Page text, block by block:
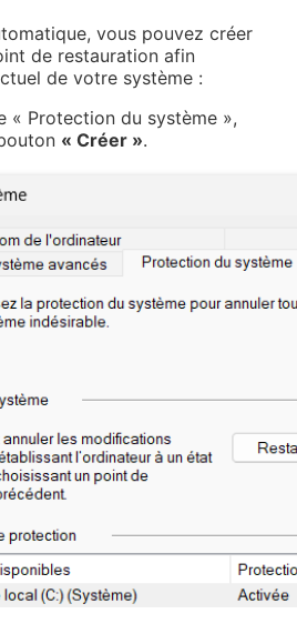
vous pouvez créer
de restauration afin
de votre système :
« Protection du système »,
« Créer ».